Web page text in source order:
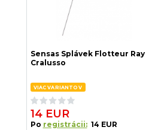
Sensas Splávek Flotteur Ray
Cralusso
VIAC VARIANTOV
14 EUR
Po registrácii: 14 EUR